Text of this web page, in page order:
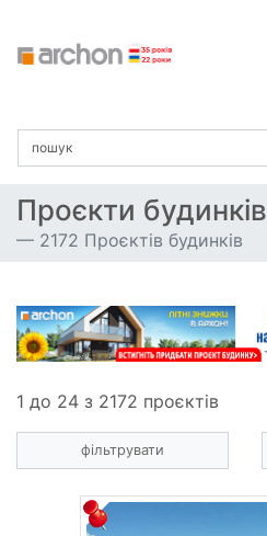
Проєкти будинків
2172 Проєктів будинків
1 до 24 з 2172 проєктів
фільтрувати